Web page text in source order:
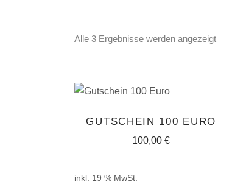
Alle 3 Ergebnisse werden angezeigt
WARENKORB
GUTSCHEIN 100 EURO
100,00€
inkl. 19 % MwSt.